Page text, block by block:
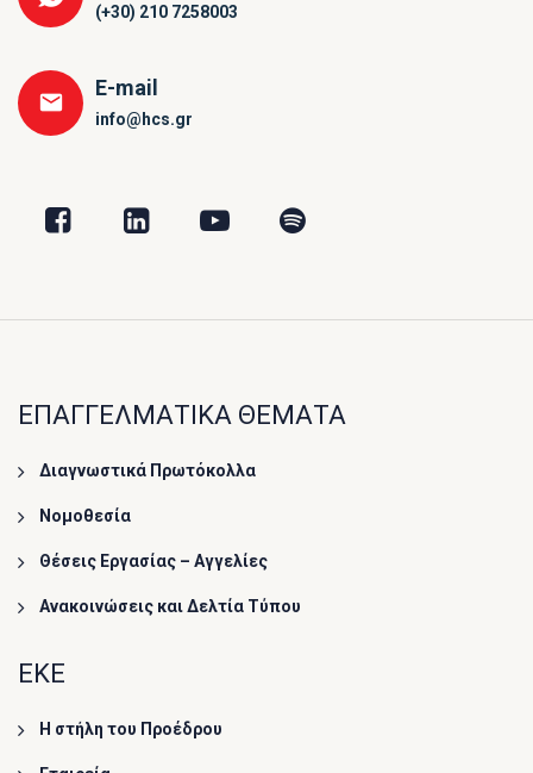
(+30) 210 7258003
E-mail
info@hcs.gr
ΕΠΑΓΓΕΛΜΑΤΙΚΑ ΘΕΜΑΤΑ
Διαγνωστικά Πρωτόκολλα
Νομοθεσία
Θέσεις Εργασίας – Αγγελίες
Ανακοινώσεις και Δελτία Τύπου
ΕΚΕ
Η στήλη του Προέδρου